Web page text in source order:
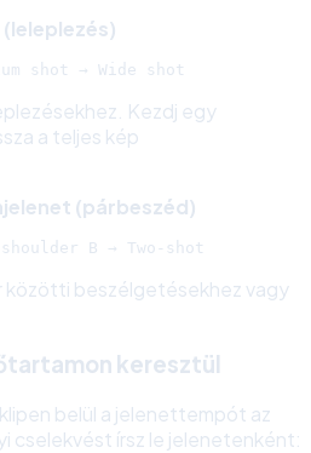
Kezdj egy
a teljes kép
(párbeszéd)
közötti beszélgetésekhez vagy
keresztül
belül a jelenettempót az
cselekvést írsz le jelenetenként: